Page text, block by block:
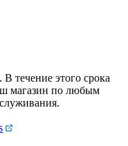
течение этого срока
магазин по любым